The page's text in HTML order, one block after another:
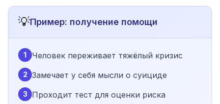
💡Пример: получение помощи
1 Человек переживает тяжёлый кризис
2 Замечает у себя мысли о суициде
3 Проходит тест для оценки риска